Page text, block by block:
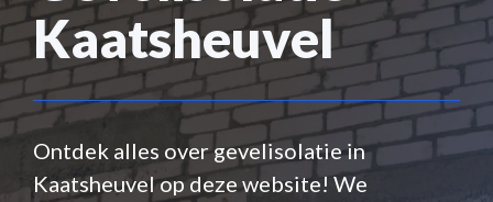
Kaatsheuvel
Ontdek alles over gevelisolatie in
Kaatsheuvel op deze website! We